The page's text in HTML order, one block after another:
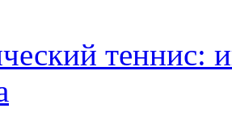
теннис: